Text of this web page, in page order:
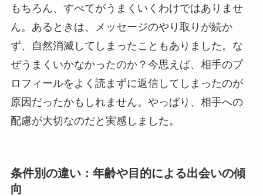
もちろん、すべてがうまくいくわけではありませ
ん。あるときは、メッセージのやり取りが続か
ず、自然消滅してしまったこともありました。な
ぜうまくいかなかったのか？今思えば、相手のプ
ロフィールをよく読まずに返信してしまったのが
原因だったかもしれません。やっぱり、相手への
配慮が大切なのだと実感しました。
条件別の違い：年齢や目的による出会いの傾
向